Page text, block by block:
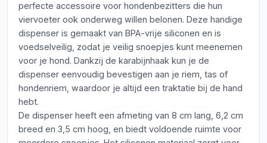
perfecte accessoire voor hondenbezitters die hun
viervoeter ook onderweg willen belonen. Deze handige
dispenser is gemaakt van BPA-vrije siliconen en is
voedselveilig, zodat je veilig snoepjes kunt meenemen
voor je hond. Dankzij de karabijnhaak kun je de
dispenser eenvoudig bevestigen aan je riem, tas of
hondenriem, waardoor je altijd een traktatie bij de hand
hebt.
De dispenser heeft een afmeting van 8 cm lang, 6,2 cm
breed en 3,5 cm hoog, en biedt voldoende ruimte voor